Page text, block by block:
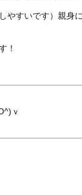
やすいです）親身
！
ｖ